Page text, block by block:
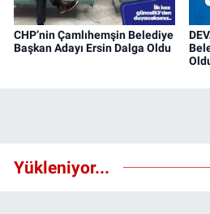
CHP’nin Çamlıhemşin Belediye
Başkan Adayı Ersin Dalga Oldu
Yükleniyor...